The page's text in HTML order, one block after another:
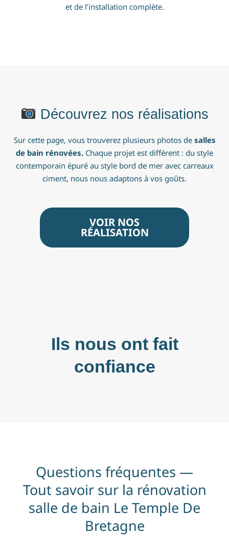
et de l’installation complète.
Découvrez nos réalisations
Sur cette page, vous trouverez plusieurs photos de salles
de bain rénovées. Chaque projet est différent : du style
contemporain épuré au style bord de mer avec carreaux
ciment, nous nous adaptons à vos goûts.
VOIR NOS
RÉALISATION
Ils nous ont fait
confiance
Questions fréquentes —
Tout savoir sur la rénovation
salle de bain Le Temple De
Bretagne